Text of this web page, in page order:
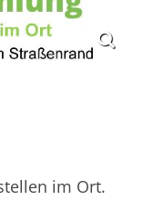
im Ort.